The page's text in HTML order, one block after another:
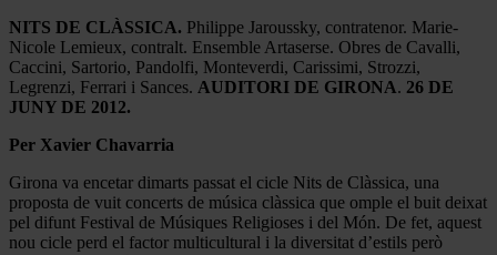
NITS DE CLÀSSICA. Philippe Jaroussky, contratenor. Marie-
Nicole Lemieux, contralt. Ensemble Artaserse. Obres de Cavalli,
Caccini, Sartorio, Pandolfi, Monteverdi, Carissimi, Strozzi,
Legrenzi, Ferrari i Sances. AUDITORI DE GIRONA. 26 DE
JUNY DE 2012.
Per Xavier Chavarria
Girona va encetar dimarts passat el cicle Nits de Clàssica, una
proposta de vuit concerts de música clàssica que omple el buit deixat
pel difunt Festival de Músiques Religioses i del Món. De fet, aquest
nou cicle perd el factor multicultural i la diversitat d’estils però